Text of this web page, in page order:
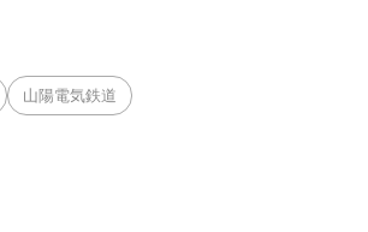
山陽電気鉄道